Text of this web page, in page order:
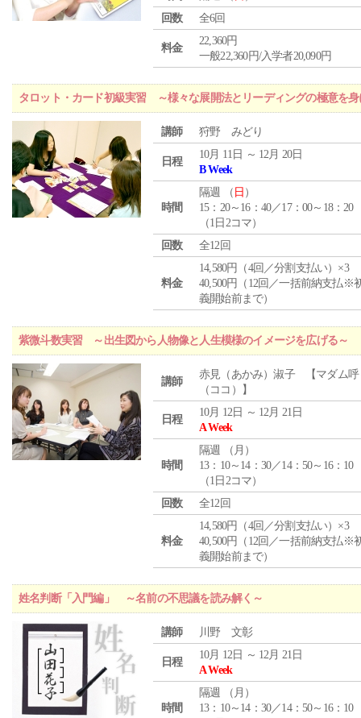
回数
全6回
料金
22,360円
一般22,360円/入学者20,090円
タロット・カード初級実習 ～様々な展開法とリーディングの極意を身
講師 狩野 みどり
日程
10月 11日 ～ 12月 20日
B Week
時間
隔週 （ 日 ）
15：20～16：40／17：00～18：20
（1日2コマ）
回数
全12回
料金
14,580円（4回／分割支払い）×3
40,500円（12回／一括前納支払※
義開始前まで）
紫微斗数実習 ～出生図から人物像と人生模様のイメージを広げる～
講師
赤見（あかみ）淑子 【マダム呼
（ココ）】
日程
10月 12日 ～ 12月 21日
A Week
時間
隔週 （ 月 ）
13：10～14：30／14：50～16：10
（1日2コマ）
回数
全12回
料金
14,580円（4回／分割支払い）×3
40,500円（12回／一括前納支払※
義開始前まで）
姓名判断「入門編」 ～名前の不思議を読み解く～
講師 川野 文彰
日程
10月 12日 ～ 12月 21日
A Week
時間
隔週 （ 月 ）
13：10～14：30／14：50～16：10